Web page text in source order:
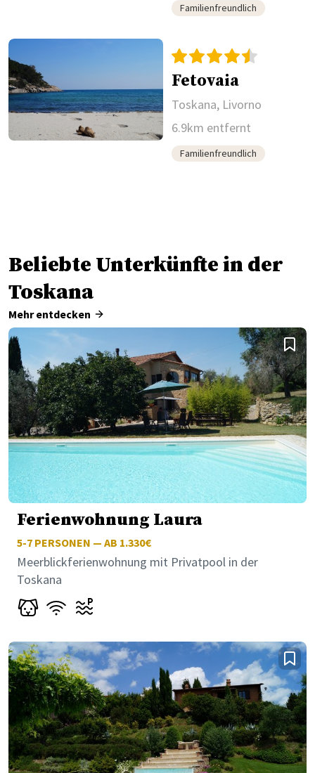
Familienfreundlich
Fetovaia
Toskana, Livorno
6.9km entfernt
Familienfreundlich
Beliebte Unterkünfte in der
Toskana
Mehr entdecken
Ferienwohnung Laura
5-7 PERSONEN — AB 1.330€
Meerblickferienwohnung mit Privatpool in der
Toskana